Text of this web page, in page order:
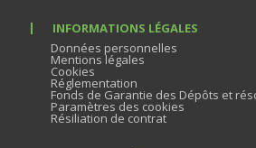
INFORMATIONS LÉGALES
Données personnelles
Mentions légales
Cookies
Réglementation
Fonds de Garantie des Dépôts et
Paramètres des cookies
Résiliation de contrat